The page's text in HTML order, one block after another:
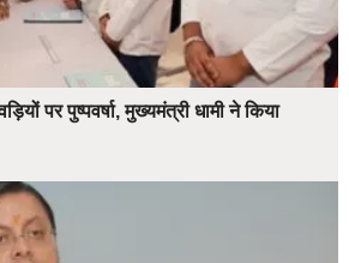
पर पुष्पवर्षा, मुख्यमंत्री धामी ने किया